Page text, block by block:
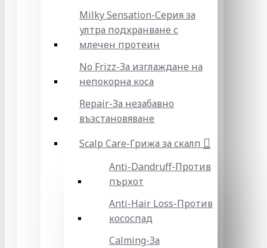
Milky Sensation-Серия за
ултра подхранване с
млечен протеин
No Frizz-За изглаждане на
непокорна коса
Repair-За незабавно
възстановяване
Scalp Care-Грижа за скалп
Anti-Dandruff-Против
пърхот
Anti-Hair Loss-Против
кососпад
Calming-За